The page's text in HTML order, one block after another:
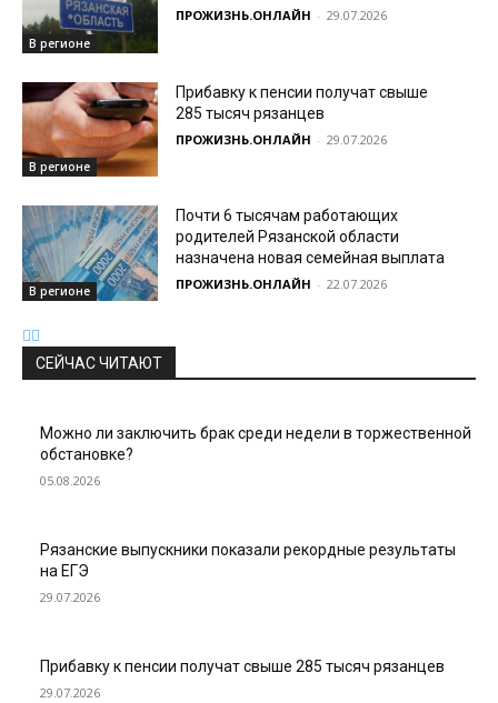
В регионе
ПРОЖИЗНЬ.ОНЛАЙН - 29.07.2026
В регионе
Прибавку к пенсии получат свыше
285 тысяч рязанцев
ПРОЖИЗНЬ.ОНЛАЙН - 29.07.2026
В регионе
Почти 6 тысячам работающих
родителей Рязанской области
назначена новая семейная выплата
ПРОЖИЗНЬ.ОНЛАЙН - 22.07.2026
СЕЙЧАС ЧИТАЮТ
Можно ли заключить брак среди недели в торжественной
обстановке?
05.08.2026
Рязанские выпускники показали рекордные результаты
на ЕГЭ
29.07.2026
Прибавку к пенсии получат свыше 285 тысяч рязанцев
29.07.2026